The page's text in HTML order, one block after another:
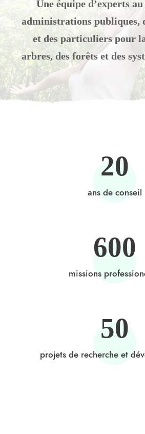
Une équipe d’experts
administrations publiques,
et des particuliers pour
arbres, des forêts et des
20
ans de conseil
600
missions
50
projets de recherche et